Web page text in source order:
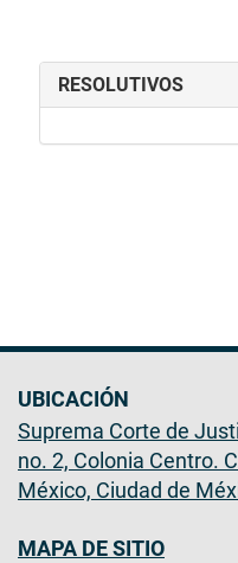
RESOLUTIVOS
UBICACIÓN
Suprema Corte de
no. 2, Colonia Centro.
México, Ciudad de
MAPA DE SITIO